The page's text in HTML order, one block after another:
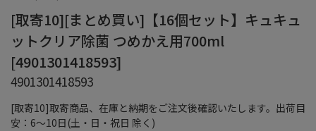
[取寄10]取寄商品、在庫と納期をご注文後確認いたします。出荷目
安：6～10日(土・日・祝日 除く)
[取寄10][まとめ買い]【16個セット】キュキュ
ットクリア除菌 つめかえ用700ml
[4901301418593]
4901301418593